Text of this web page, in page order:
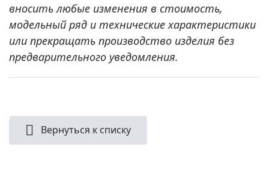
вносить любые изменения в стоимость,
модельный ряд и технические характеристики
или прекращать производство изделия без
предварительного уведомления.
Вернуться к списку